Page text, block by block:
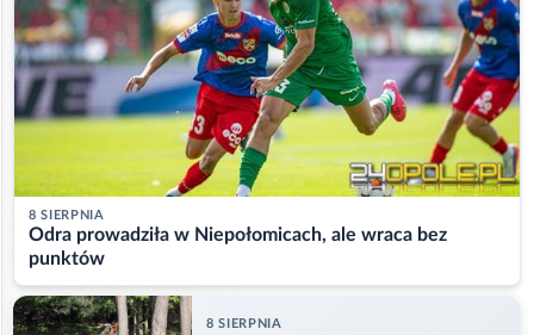
8 SIERPNIA
Odra prowadziła w Niepołomicach, ale wraca bez
punktów
8 SIERPNIA